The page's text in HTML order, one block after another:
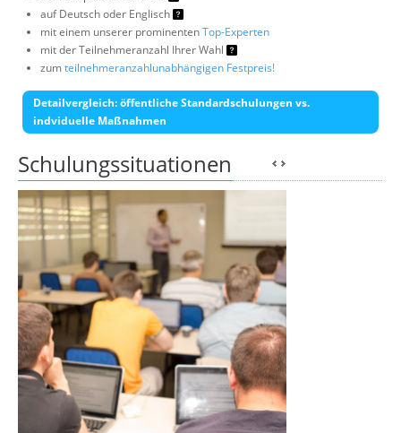
auf Deutsch oder Englisch
mit einem unserer prominentenTop-Experten
mit der Teilnehmeranzahl Ihrer Wahl
zumteilnehmeranzahlunabhängigen Festpreis!
Detailvergleich: öffentliche Standardschulungen vs.
indviduelle Maßnahmen
Schulungssituationen